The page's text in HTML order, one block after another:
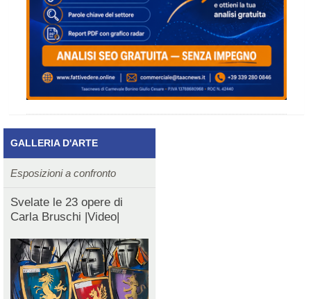
GALLERIA D'ARTE
Esposizioni a confronto
Svelate le 23 opere di
Carla Bruschi |Video|